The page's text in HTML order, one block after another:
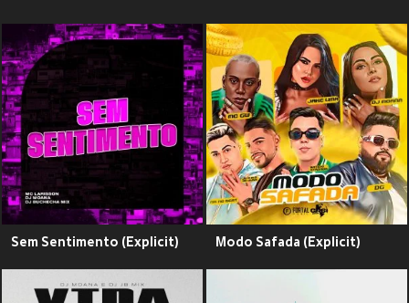
Sem Sentimento (Explicit) Modo Safada (Explicit)